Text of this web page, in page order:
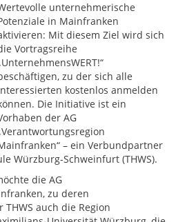
unternehmerische
in Mainfranken
Mit diesem Ziel wird sich
Vortragsreihe
zu der sich alle
kostenlos anmelden
Die Initiative ist ein
der AG
– ein Verbundpartner
Würzburg-Schweinfurt (THWS).
die AG
zu deren
auch die Region